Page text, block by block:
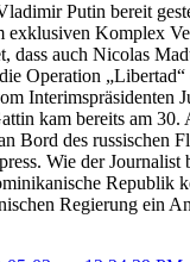
Putin bereit
exklusiven Komplex
dass auch Nicolas
Operation
Interimspräsidenten
kam bereits am 30.
Bord des russischen
Wie der Journalist
Republik
Regierung ein